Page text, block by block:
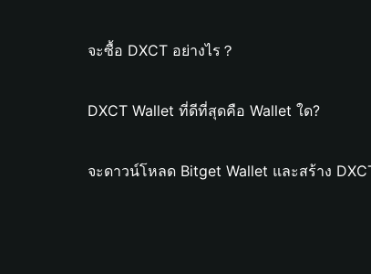
จะซื้อ DXCT อย่างไร？
DXCT Wallet ที่ดีที่สุดคือ Wallet ใด?
จะดาวน์โหลด Bitget Wallet และสร้าง